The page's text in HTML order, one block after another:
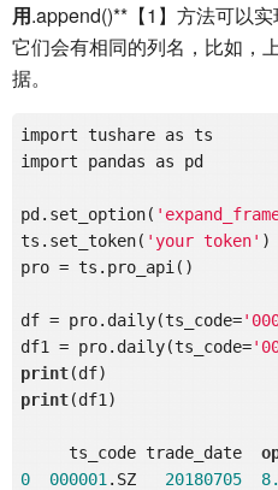
用.append()**【1】方法可以
它们会有相同的列名，比如，
据。
import tushare as ts
import pandas as pd
pd.set_option(
ts.set_token( 'your token' )
pro = ts.pro_api()
df = pro.daily(ts_code=
df1 = pro.daily(ts_code=
print
print(df1)
ts_code trade_date
0
000001 .SZ 20180705